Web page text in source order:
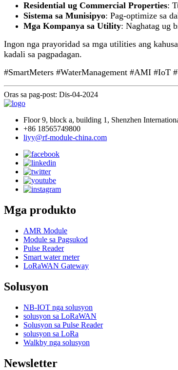
Residential ug Commercial Properties:
Sistema sa Munisipyo: Pag-optimize sa
Mga Kompanya sa Utility: Naghatag ug
Ingon nga prayoridad sa mga utilities ang
kadali sa pagpadagan.
#SmartMeters #WaterManagement #AMI #IoT
Oras sa pag-post: Dis-04-2024
Floor 9, block a, building 1, Shenzhen
+86 18565749800
liyy@rf-module-china.com
Mga produkto
AMR Module
Module sa Pagsukod
Pulse Reader
Smart water meter
LoRaWAN Gateway
Solusyon
NB-IOT nga solusyon
solusyon sa LoRaWAN
Solusyon sa Pulse Reader
solusyon sa LoRa
Walkby nga solusyon
Newsletter